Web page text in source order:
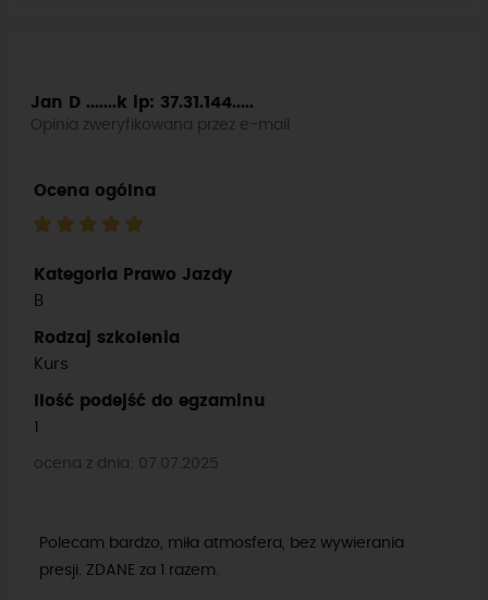
Ocena ogólna
Kategoria Prawo Jazdy
B
Rodzaj szkolenia
Kurs
Ilość podejść do egzaminu
1
ocena z dnia: 07.07.2025
Jan D .......k ip: 37.31.144.....
Opinia zweryfikowana przez e-mail
Polecam bardzo, miła atmosfera, bez wywierania
presji. ZDANE za 1 razem.